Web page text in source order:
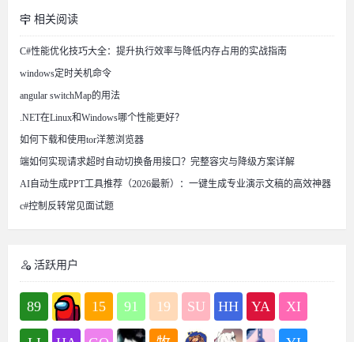
相关阅读
C#性能优化技巧大全：提升执行效率与降低内存占用的实战指南
windows定时关机命令
angular switchMap的用法
.NET在Linux和Windows哪个性能更好？
如何下载和使用tor洋葱浏览器
端如何实现请求超时自动切换备用接口？完整容灾与降级方案详解
AI自动生成PPT工具推荐（2026最新）：一键生成专业演示文稿的高效神器
c#控制反转常见面试题
活跃用户
89 15 91 19 SU HH YA XI